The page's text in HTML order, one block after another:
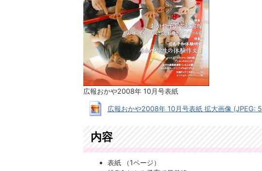
広報おかや2008年 10月号表紙
広報おかや2008年 10月号表紙 拡大画像 (JPEG:
内容
表紙 （1ページ）